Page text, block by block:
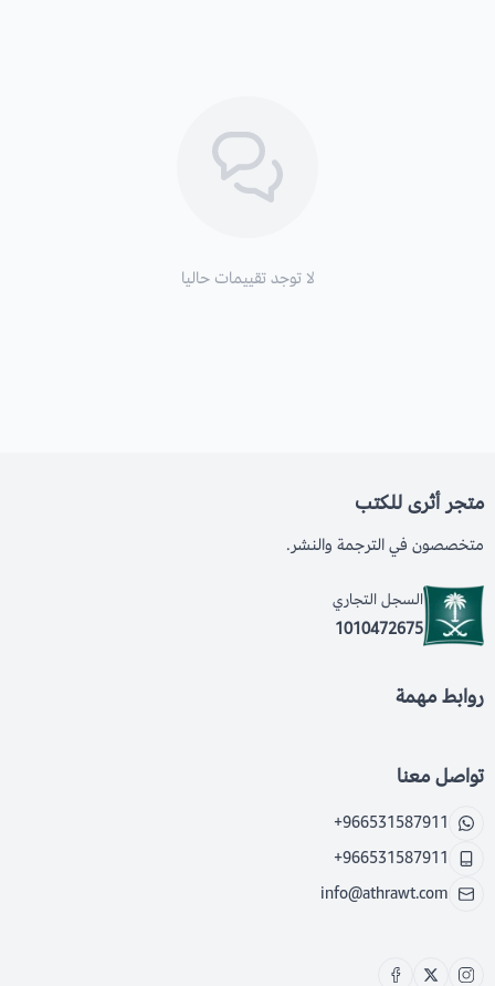
لا توجد تقييمات حاليا
متجر أثرى للكتب
متخصصون في الترجمة والنشر.
السجل التجاري
1010472675
روابط مهمة
تواصل معنا
+966531587911
+966531587911
info@athrawt.com